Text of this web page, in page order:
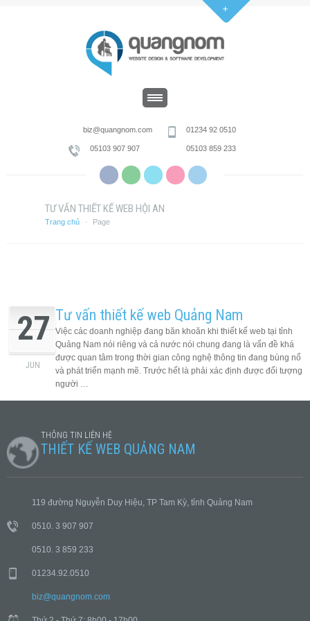
biz@quangnom.com 01234 92 0510
05103 907 907 05103 859 233
TƯ VẤN THIẾT KẾ WEB HỘI AN
Trang chủ · Page
27
JUN
Tư vấn thiết kế web Quảng Nam
Việc các doanh nghiệp đang băn khoăn khi thiết kế web tại tỉnh
Quảng Nam nói riêng và cả nước nói chung đang là vấn đề khá
được quan tâm trong thời gian công nghệ thông tin đang bùng nổ
và phát triển mạnh mẽ. Trước hết là phải xác định được đối tượng
người …
THÔNG TIN LIÊN HỆ
THIẾT KẾ WEB QUẢNG NAM
119 đường Nguyễn Duy Hiệu, TP Tam Kỳ, tỉnh Quảng Nam
0510. 3 907 907
0510. 3 859 233
01234.92.0510
biz@quangnom.com